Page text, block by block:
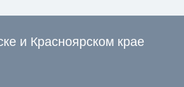
и Красноярском крае